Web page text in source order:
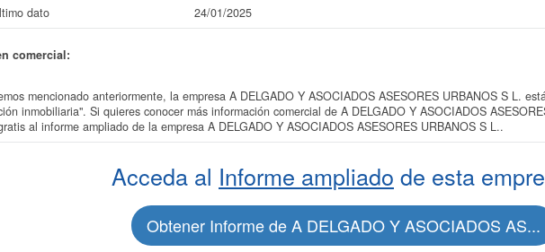
dato
24/01/2025
comercial:
mencionado anteriormente, la empresa A DELGADO Y ASOCIADOS ASESORES URBANOS S L.
inmobiliaria". Si quieres conocer más información comercial de A DELGADO Y ASOCIADOS
al informe ampliado de la empresa A DELGADO Y ASOCIADOS ASESORES URBANOS S L..
Acceda al Informe ampliado de esta
Obtener Informe de A DELGADO Y ASOCIADOS AS...